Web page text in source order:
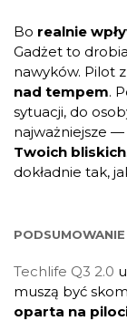
Bo realnie
Gadżet to
nawyków. Pilot
nad tempem.
sytuacji, do
najważniejsze —
Twoich bliskich
dokładnie tak,
PODSUMOWANIE
Techlife Q3 2.0
muszą być
oparta na